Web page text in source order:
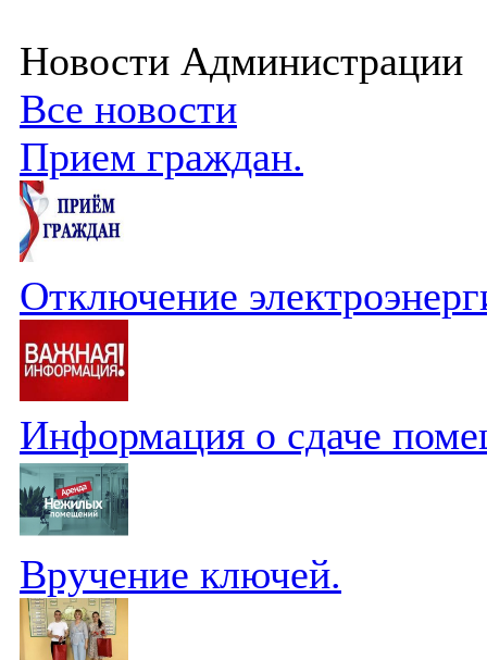
Новости Администрации
Все новости
Прием граждан.
Отключение
Информация о сдаче
Вручение ключей.